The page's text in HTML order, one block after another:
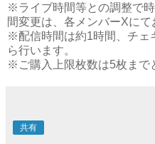
※ライブ時間等との調整で
間変更は、各メンバーXにて
※配信時間は約1時間、チェ
ら行います。
※ご購入上限枚数は5枚まで
共有